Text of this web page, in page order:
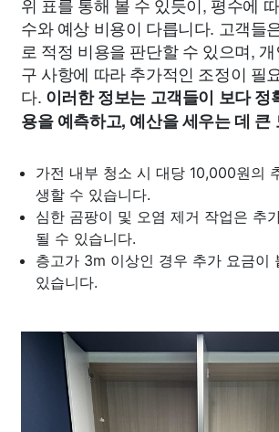
수와 예상 비용이 다릅니다. 고객들
로 적정 비용을 판단할 수 있으며,
구 사항에 따라 추가적인 조정이 필
다. 이러한 정보는 고객들이 보다 정
용을 예측하고, 예산을 세우는 데 큰
가전 내부 청소 시 대당 10,000원의
생할 수 있습니다.
심한 곰팡이 및 오염 제거 작업은 추
될 수 있습니다.
층고가 3m 이상인 경우 추가 요금이
있습니다.